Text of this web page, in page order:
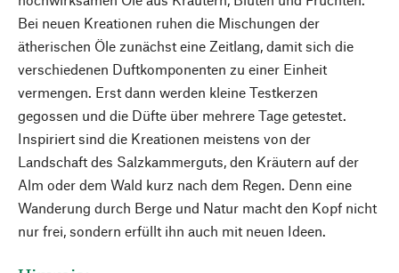
Bei neuen Kreationen ruhen die Mischungen der
ätherischen Öle zunächst eine Zeitlang, damit sich die
verschiedenen Duftkomponenten zu einer Einheit
vermengen. Erst dann werden kleine Testkerzen
gegossen und die Düfte über mehrere Tage getestet.
Inspiriert sind die Kreationen meistens von der
Landschaft des Salzkammerguts, den Kräutern auf der
Alm oder dem Wald kurz nach dem Regen. Denn eine
Wanderung durch Berge und Natur macht den Kopf nicht
nur frei, sondern erfüllt ihn auch mit neuen Ideen.